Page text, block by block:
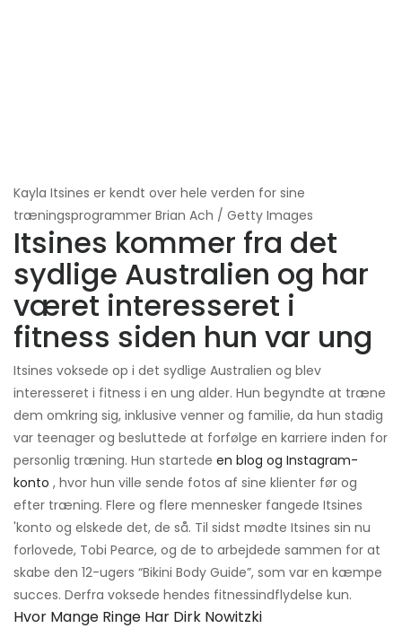
Kayla Itsines er kendt over hele verden for sine
træningsprogrammer Brian Ach / Getty Images
Itsines kommer fra det
sydlige Australien og har
været interesseret i
fitness siden hun var ung
Itsines voksede op i det sydlige Australien og blev
interesseret i fitness i en ung alder. Hun begyndte at træne
dem omkring sig, inklusive venner og familie, da hun stadig
var teenager og besluttede at forfølge en karriere inden for
personlig træning. Hun startede en blog og Instagram-
konto , hvor hun ville sende fotos af sine klienter før og
efter træning. Flere og flere mennesker fangede Itsines
'konto og elskede det, de så. Til sidst mødte Itsines sin nu
forlovede, Tobi Pearce, og de to arbejdede sammen for at
skabe den 12-ugers “Bikini Body Guide”, som var en kæmpe
succes. Derfra voksede hendes fitnessindflydelse kun.
Hvor Mange Ringe Har Dirk Nowitzki